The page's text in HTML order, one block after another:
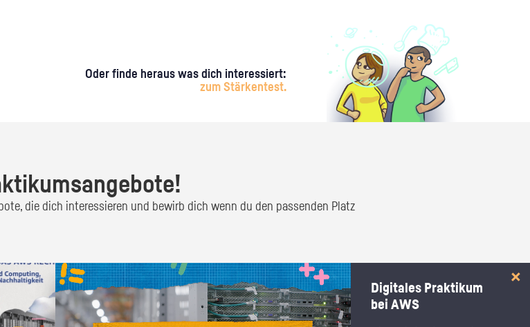
Oder finde heraus was dich interessiert:
zum Stärkentest.
die dich interessieren und bewirb dich wenn du den passenden Platz
Digitales Praktikum
bei AWS